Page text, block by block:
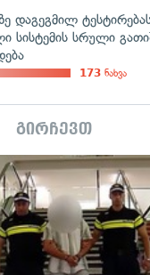
დაგეგმილ
სისტემის სრული
173 ნახვა
გირჩევთ